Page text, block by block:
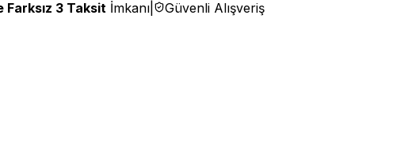
Farksız 3 Taksit İmkanı Güvenli Alışveriş